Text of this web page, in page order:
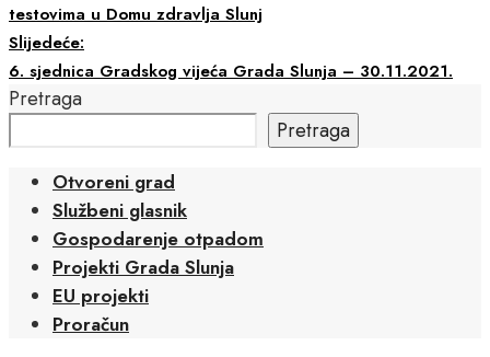
testovima u Domu zdravlja Slunj
Slijedeće:
6. sjednica Gradskog vijeća Grada Slunja – 30.11.2021.
Pretraga
Pretraga
Otvoreni grad
Službeni glasnik
Gospodarenje otpadom
Projekti Grada Slunja
EU projekti
Proračun